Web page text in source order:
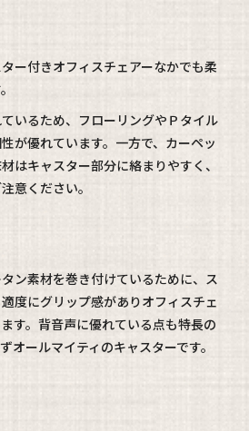
ー付きオフィスチェアーなかでも柔
いるため、フローリングやＰタイル
が優れています。一方で、カーペッ
はキャスター部分に絡まりやすく、
意ください。
ン素材を巻き付けているために、ス
度にグリップ感がありオフィスチェ
す。背音声に優れている点も特長の
オールマイティのキャスターです。